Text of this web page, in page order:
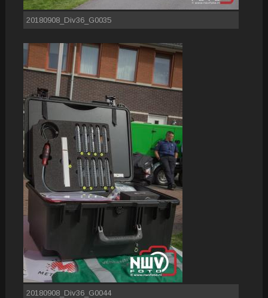
20180908_Div36_G0035
20180908_Div36_G0044